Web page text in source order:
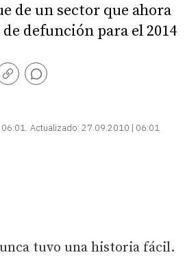
de un sector que ahora
defunción para el 2014
Copiar
Actualizado: 27.09.2010 | 06:01
tuvo una historia fácil.